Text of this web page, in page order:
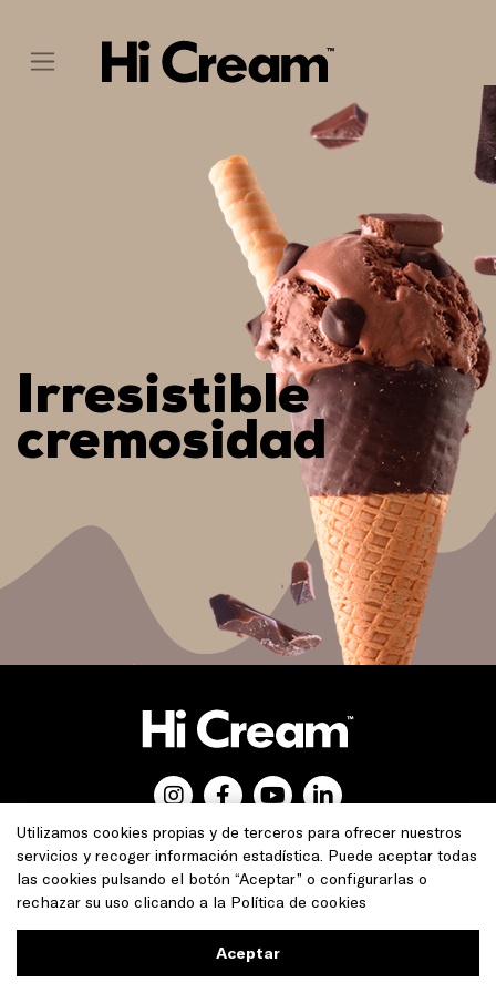
Irresistible
cremosidad
©Hicream © Tots els drets reservats
Diseñado por MCAdvertising |Aviso legal |Política de cookies
Utilizamos cookies propias y de terceros para ofrecer nuestros
servicios y recoger información estadística. Puede aceptar todas
las cookies pulsando el botón “Aceptar” o configurarlas o
rechazar su uso clicando a la Política de cookies
Aceptar